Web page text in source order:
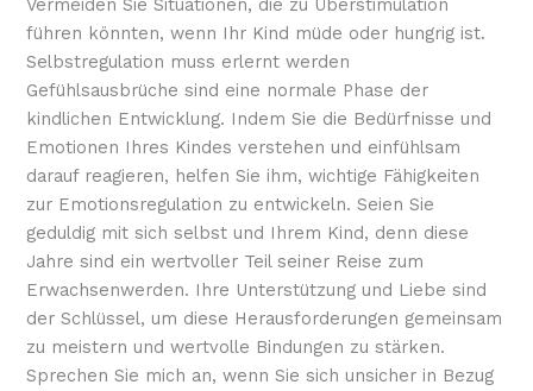
Vermeiden Sie Situationen, die zu Überstimulation
führen könnten, wenn Ihr Kind müde oder hungrig ist.
Selbstregulation muss erlernt werden
Gefühlsausbrüche sind eine normale Phase der
kindlichen Entwicklung. Indem Sie die Bedürfnisse und
Emotionen Ihres Kindes verstehen und einfühlsam
darauf reagieren, helfen Sie ihm, wichtige Fähigkeiten
zur Emotionsregulation zu entwickeln. Seien Sie
geduldig mit sich selbst und Ihrem Kind, denn diese
Jahre sind ein wertvoller Teil seiner Reise zum
Erwachsenwerden. Ihre Unterstützung und Liebe sind
der Schlüssel, um diese Herausforderungen gemeinsam
zu meistern und wertvolle Bindungen zu stärken.
Sprechen Sie mich an, wenn Sie sich unsicher in Bezug